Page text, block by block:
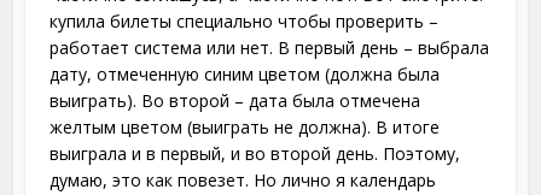
купила билеты специально чтобы проверить –
работает система или нет. В первый день – выбрала
дату, отмеченную синим цветом (должна была
выиграть). Во второй – дата была отмечена
желтым цветом (выиграть не должна). В итоге
выиграла и в первый, и во второй день. Поэтому,
думаю, это как повезет. Но лично я календарь